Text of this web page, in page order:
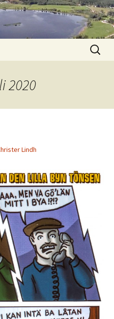
Sök
efter:
2020
Lindh